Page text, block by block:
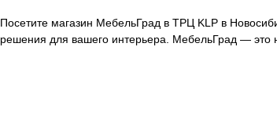
Посетите магазин МебельГрад в ТРЦ KLP в
решения для вашего интерьера. МебельГрад — это